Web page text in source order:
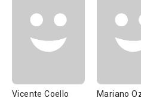
Vicente Coello Mariano